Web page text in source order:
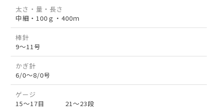
太さ・量・長さ
中細・100ｇ・400ｍ
棒針
9～11号
かぎ針
6/0～8/0号
ゲージ
15～17目 21～23段